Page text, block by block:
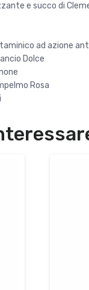
e succo di
ad azione
Dolce
Rosa